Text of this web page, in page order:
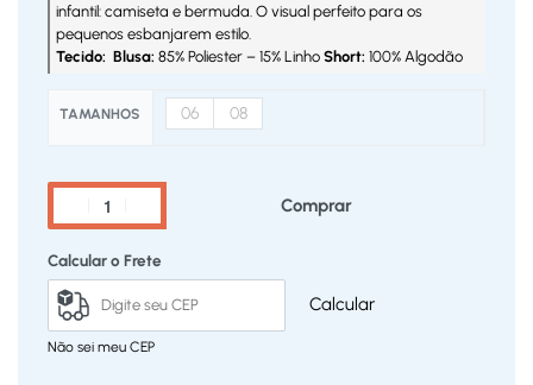
infantil: camiseta e bermuda. O visual perfeito para os
pequenos esbanjarem estilo.
Tecido: Blusa: 85% Poliester – 15% Linho Short: 100% Algodão
TAMANHOS 06 08
Comprar
Calcular o Frete
Calcular
Não sei meu CEP